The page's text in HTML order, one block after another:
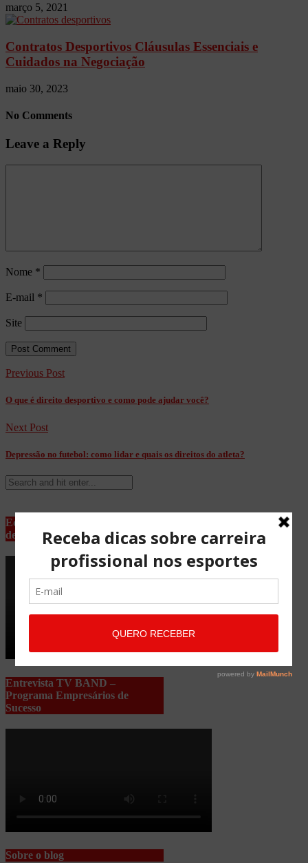
março 5, 2021
Contratos Desportivos Cláusulas Essenciais e
Cuidados na Negociação
maio 30, 2023
No Comments
Leave a Reply
Nome *
E-mail *
Site
Previous Post
O que é direito desportivo e como pode ajudar você?
Next Post
Depressão no futebol: como lidar e quais os direitos do atleta?
Equipe Advocacia Maria Pessoa
de Lima
Entrevista TV BAND –
Programa Empresários de
Sucesso
Sobre o blog